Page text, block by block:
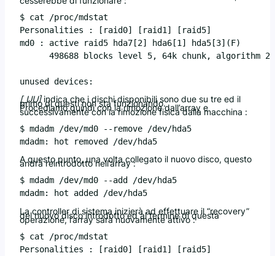
$ cat /proc/mdstat
Personalities : [raid0] [raid1] [raid5]
md0 : active raid5 hda7[2] hda6[1] hda5[3](F)
498688 blocks level 5, 64k chunk, algorithm 2
unused devices:
[_UU]indica che i dischi disponibili sono due su tre ed il
primo di questi non sta funzionando.
Procediamo quindi con la rimozione dall’array e
successivamente con la rimozione fisica dalla macchina :
$ mdadm /dev/md0 --remove /dev/hda5
A questo punto, una volta collegato il nuovo disco, questo
andrà reintrodotto nell’array :
$ mdadm /dev/md0 --add /dev/hda5
La controller di sistema inizierà ad effettuare il “recovery”
del nuovo disco introdotto ed al termine di questa
operazione, l’array sarà nuovamente attivo :
$ cat /proc/mdstat
Personalities : [raid0] [raid1] [raid5]